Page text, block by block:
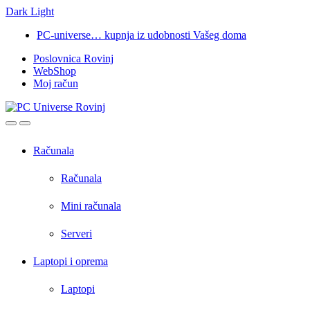
Dark Light
navigation
content
PC-universe… kupnja iz udobnosti Vašeg doma
Poslovnica Rovinj
WebShop
Moj račun
OpenClose
Računala
Računala
Mini računala
Serveri
Laptopi i oprema
Laptopi